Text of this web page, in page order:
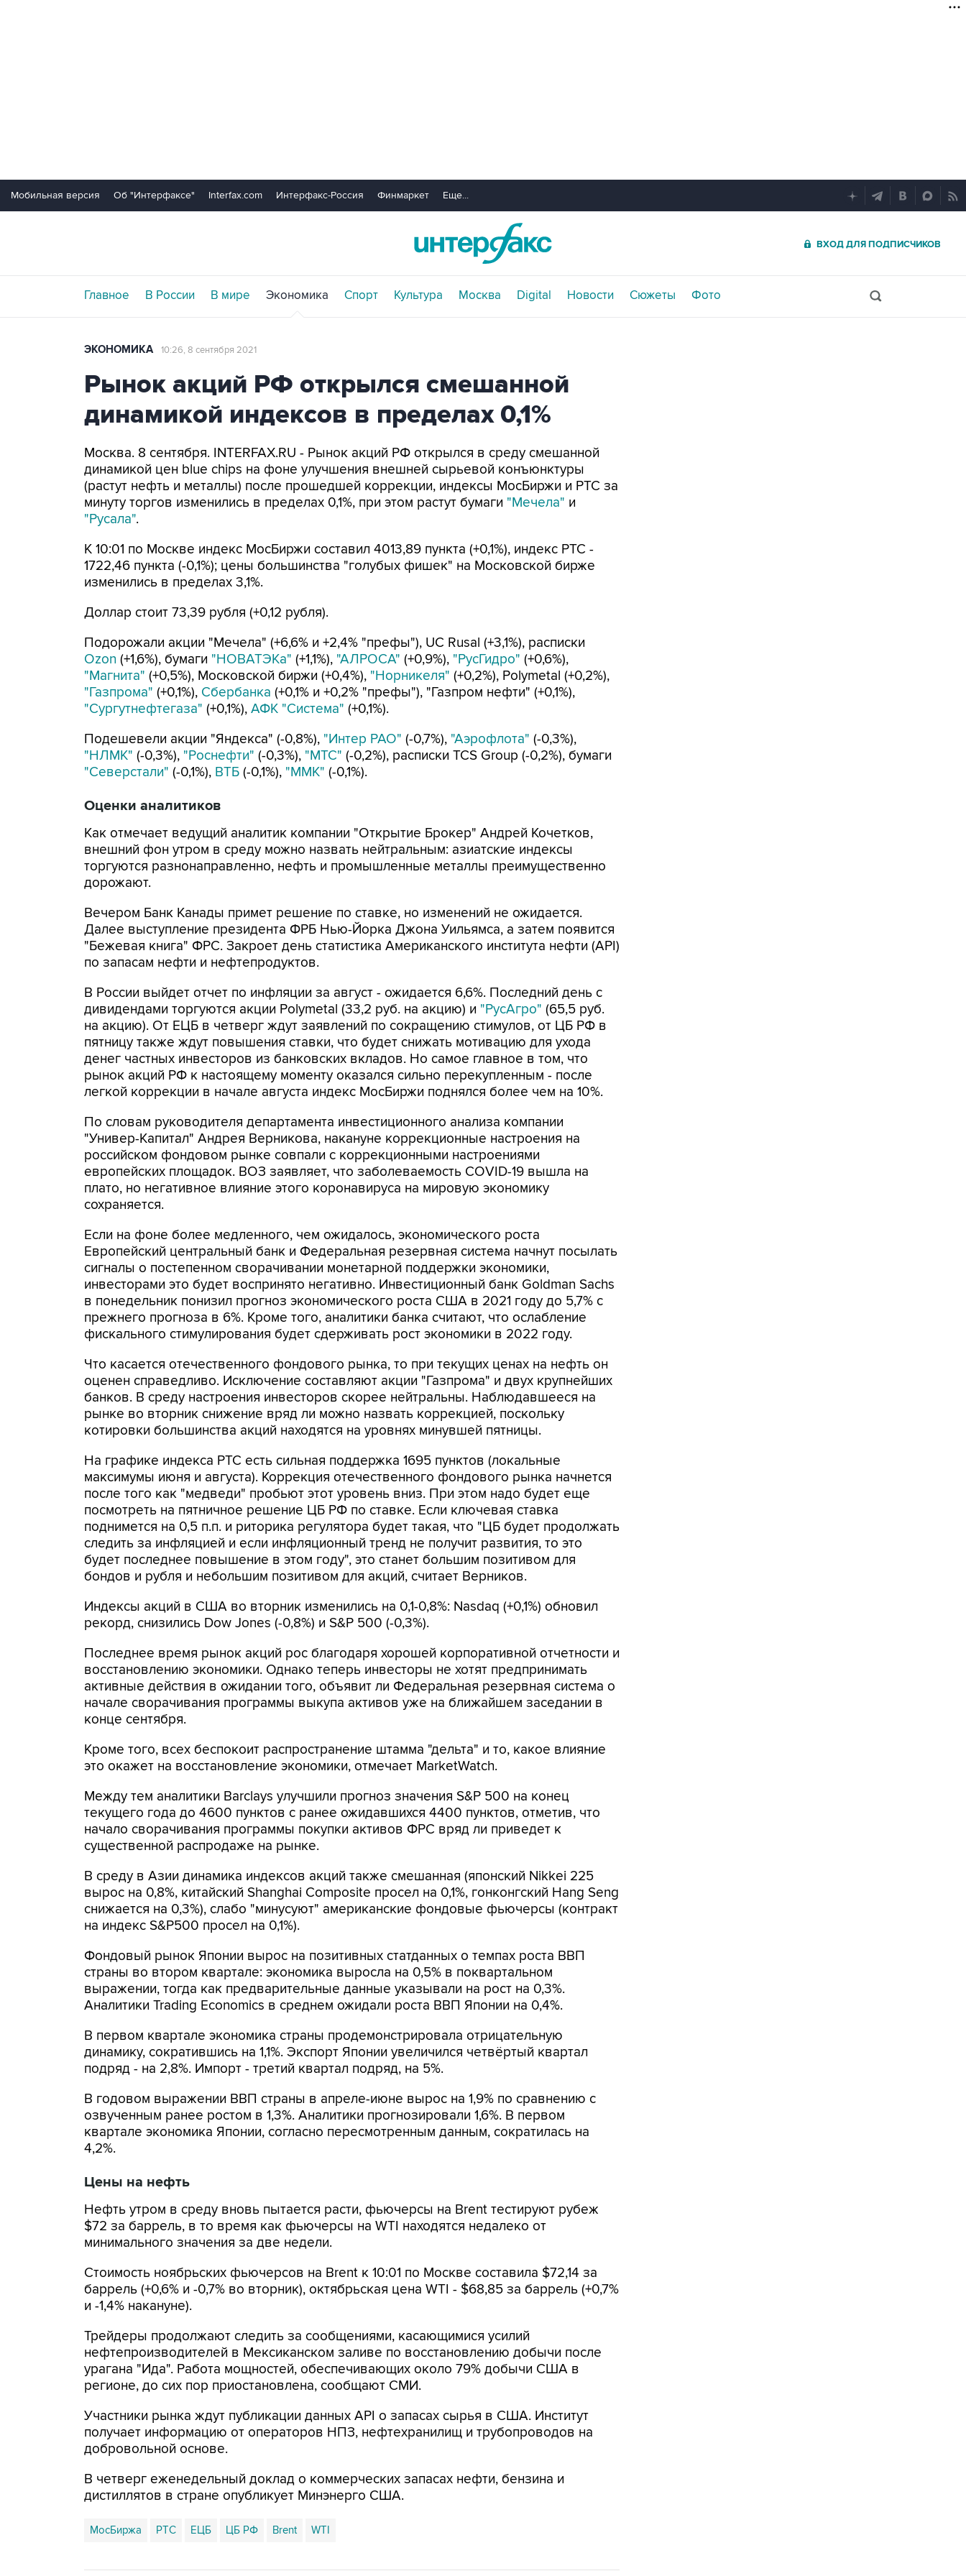
Мобильная версия Об "Интерфаксе" Interfax.com Интерфакс-Россия Финмаркет Еще...
ВХОД ДЛЯ ПОДПИСЧИКОВ
Главное В России В мире Экономика Спорт Культура Москва Digital Новости Сюжеты Фото
ЭКОНОМИКА 10:26, 8 сентября 2021
Рынок акций РФ открылся смешанной
динамикой индексов в пределах 0,1%
Москва. 8 сентября. INTERFAX.RU - Рынок акций РФ открылся в среду смешанной
динамикой цен blue chips на фоне улучшения внешней сырьевой конъюнктуры
(растут нефть и металлы) после прошедшей коррекции, индексы МосБиржи и РТС за
минуту торгов изменились в пределах 0,1%, при этом растут бумаги "Мечела" и
"Русала".
К 10:01 по Москве индекс МосБиржи составил 4013,89 пункта (+0,1%), индекс РТС -
1722,46 пункта (-0,1%); цены большинства "голубых фишек" на Московской бирже
изменились в пределах 3,1%.
Доллар стоит 73,39 рубля (+0,12 рубля).
Подорожали акции "Мечела" (+6,6% и +2,4% "префы"), UC Rusal (+3,1%), расписки
Ozon (+1,6%), бумаги "НОВАТЭКа" (+1,1%), "АЛРОСА" (+0,9%), "РусГидро" (+0,6%),
"Магнита" (+0,5%), Московской биржи (+0,4%), "Норникеля" (+0,2%), Polymetal (+0,2%),
"Газпрома" (+0,1%), Сбербанка (+0,1% и +0,2% "префы"), "Газпром нефти" (+0,1%),
"Сургутнефтегаза" (+0,1%), АФК "Система" (+0,1%).
Подешевели акции "Яндекса" (-0,8%), "Интер РАО" (-0,7%), "Аэрофлота" (-0,3%),
"НЛМК" (-0,3%), "Роснефти" (-0,3%), "МТС" (-0,2%), расписки TCS Group (-0,2%), бумаги
"Северстали" (-0,1%), ВТБ (-0,1%), "ММК" (-0,1%).
Оценки аналитиков
Как отмечает ведущий аналитик компании "Открытие Брокер" Андрей Кочетков,
внешний фон утром в среду можно назвать нейтральным: азиатские индексы
торгуются разнонаправленно, нефть и промышленные металлы преимущественно
дорожают.
Вечером Банк Канады примет решение по ставке, но изменений не ожидается.
Далее выступление президента ФРБ Нью-Йорка Джона Уильямса, а затем появится
"Бежевая книга" ФРС. Закроет день статистика Американского института нефти (API)
по запасам нефти и нефтепродуктов.
В России выйдет отчет по инфляции за август - ожидается 6,6%. Последний день с
дивидендами торгуются акции Polymetal (33,2 руб. на акцию) и "РусАгро" (65,5 руб.
на акцию). От ЕЦБ в четверг ждут заявлений по сокращению стимулов, от ЦБ РФ в
пятницу также ждут повышения ставки, что будет снижать мотивацию для ухода
денег частных инвесторов из банковских вкладов. Но самое главное в том, что
рынок акций РФ к настоящему моменту оказался сильно перекупленным - после
легкой коррекции в начале августа индекс МосБиржи поднялся более чем на 10%.
По словам руководителя департамента инвестиционного анализа компании
"Универ-Капитал" Андрея Верникова, накануне коррекционные настроения на
российском фондовом рынке совпали с коррекционными настроениями
европейских площадок. ВОЗ заявляет, что заболеваемость COVID-19 вышла на
плато, но негативное влияние этого коронавируса на мировую экономику
сохраняется.
Если на фоне более медленного, чем ожидалось, экономического роста
Европейский центральный банк и Федеральная резервная система начнут посылать
сигналы о постепенном сворачивании монетарной поддержки экономики,
инвесторами это будет воспринято негативно. Инвестиционный банк Goldman Sachs
в понедельник понизил прогноз экономического роста США в 2021 году до 5,7% с
прежнего прогноза в 6%. Кроме того, аналитики банка считают, что ослабление
фискального стимулирования будет сдерживать рост экономики в 2022 году.
Что касается отечественного фондового рынка, то при текущих ценах на нефть он
оценен справедливо. Исключение составляют акции "Газпрома" и двух крупнейших
банков. В среду настроения инвесторов скорее нейтральны. Наблюдавшееся на
рынке во вторник снижение вряд ли можно назвать коррекцией, поскольку
котировки большинства акций находятся на уровнях минувшей пятницы.
На графике индекса РТС есть сильная поддержка 1695 пунктов (локальные
максимумы июня и августа). Коррекция отечественного фондового рынка начнется
после того как "медведи" пробьют этот уровень вниз. При этом надо будет еще
посмотреть на пятничное решение ЦБ РФ по ставке. Если ключевая ставка
поднимется на 0,5 п.п. и риторика регулятора будет такая, что "ЦБ будет продолжать
следить за инфляцией и если инфляционный тренд не получит развития, то это
будет последнее повышение в этом году", это станет большим позитивом для
бондов и рубля и небольшим позитивом для акций, считает Верников.
Индексы акций в США во вторник изменились на 0,1-0,8%: Nasdaq (+0,1%) обновил
рекорд, снизились Dow Jones (-0,8%) и S&P 500 (-0,3%).
Последнее время рынок акций рос благодаря хорошей корпоративной отчетности и
восстановлению экономики. Однако теперь инвесторы не хотят предпринимать
активные действия в ожидании того, объявит ли Федеральная резервная система о
начале сворачивания программы выкупа активов уже на ближайшем заседании в
конце сентября.
Кроме того, всех беспокоит распространение штамма "дельта" и то, какое влияние
это окажет на восстановление экономики, отмечает MarketWatch.
Между тем аналитики Barclays улучшили прогноз значения S&P 500 на конец
текущего года до 4600 пунктов с ранее ожидавшихся 4400 пунктов, отметив, что
начало сворачивания программы покупки активов ФРС вряд ли приведет к
существенной распродаже на рынке.
В среду в Азии динамика индексов акций также смешанная (японский Nikkei 225
вырос на 0,8%, китайский Shanghai Composite просел на 0,1%, гонконгский Hang Seng
снижается на 0,3%), слабо "минусуют" американские фондовые фьючерсы (контракт
на индекс S&P500 просел на 0,1%).
Фондовый рынок Японии вырос на позитивных статданных о темпах роста ВВП
страны во втором квартале: экономика выросла на 0,5% в поквартальном
выражении, тогда как предварительные данные указывали на рост на 0,3%.
Аналитики Trading Economics в среднем ожидали роста ВВП Японии на 0,4%.
В первом квартале экономика страны продемонстрировала отрицательную
динамику, сократившись на 1,1%. Экспорт Японии увеличился четвёртый квартал
подряд - на 2,8%. Импорт - третий квартал подряд, на 5%.
В годовом выражении ВВП страны в апреле-июне вырос на 1,9% по сравнению с
озвученным ранее ростом в 1,3%. Аналитики прогнозировали 1,6%. В первом
квартале экономика Японии, согласно пересмотренным данным, сократилась на
4,2%.
Цены на нефть
Нефть утром в среду вновь пытается расти, фьючерсы на Brent тестируют рубеж
$72 за баррель, в то время как фьючерсы на WTI находятся недалеко от
минимального значения за две недели.
Стоимость ноябрьских фьючерсов на Brent к 10:01 по Москве составила $72,14 за
баррель (+0,6% и -0,7% во вторник), октябрьская цена WTI - $68,85 за баррель (+0,7%
и -1,4% накануне).
Трейдеры продолжают следить за сообщениями, касающимися усилий
нефтепроизводителей в Мексиканском заливе по восстановлению добычи после
урагана "Ида". Работа мощностей, обеспечивающих около 79% добычи США в
регионе, до сих пор приостановлена, сообщают СМИ.
Участники рынка ждут публикации данных API о запасах сырья в США. Институт
получает информацию от операторов НПЗ, нефтехранилищ и трубопроводов на
добровольной основе.
В четверг еженедельный доклад о коммерческих запасах нефти, бензина и
дистиллятов в стране опубликует Минэнерго США.
МосБиржа РТС ЕЦБ ЦБ РФ Brent WTI